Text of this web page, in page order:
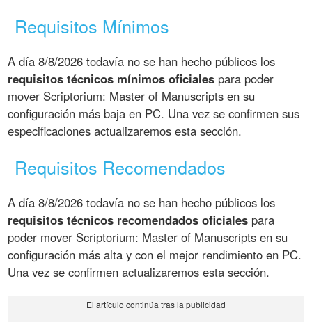
Requisitos Mínimos
A día 8/8/2026 todavía no se han hecho públicos los
requisitos técnicos mínimos oficiales para poder
mover Scriptorium: Master of Manuscripts en su
configuración más baja en PC. Una vez se confirmen sus
especificaciones actualizaremos esta sección.
Requisitos Recomendados
A día 8/8/2026 todavía no se han hecho públicos los
requisitos técnicos recomendados oficiales para
poder mover Scriptorium: Master of Manuscripts en su
configuración más alta y con el mejor rendimiento en PC.
Una vez se confirmen actualizaremos esta sección.